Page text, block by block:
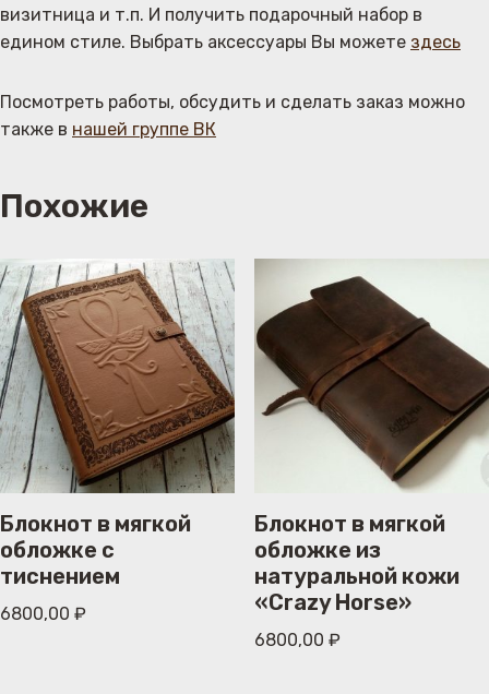
визитница и т.п. И получить подарочный набор в
едином стиле. Выбрать аксессуары Вы можете здесь
Посмотреть работы, обсудить и сделать заказ можно
также в нашей группе ВК
Похожие
Блокнот в мягкой
обложке с
тиснением
6800,00 ₽
Блокнот в мягкой
обложке из
натуральной кожи
«Crazy Horse»
6800,00 ₽